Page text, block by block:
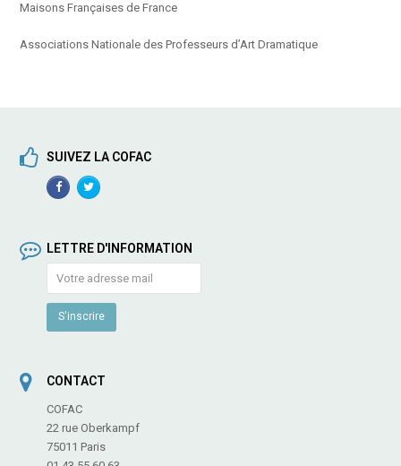
Maisons Françaises de France
Associations Nationale des Professeurs d’Art Dramatique
SUIVEZ LA COFAC
FacebookTwitterProfile
LETTRE D'INFORMATION
CONTACT
COFAC
22 rue Oberkampf
75011 Paris